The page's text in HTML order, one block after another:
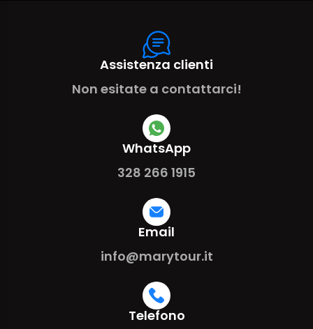
Assistenza clienti
Non esitate a contattarci!
WhatsApp
328 266 1915
Email
info@marytour.it
Telefono